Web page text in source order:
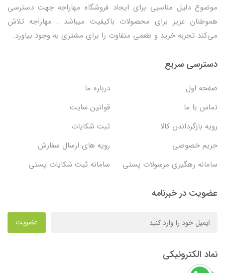
موضوع دلیل مناسبی برای ایجاد فروشگاه مهاراجه جهت دسترسی
هموطنان عزیز برای محصولات باکیفیت میباشد . مهاراجه تلاش
می‌کند تجربه خرید و طعمی متفاوت را برای مشتری به وجود بیاورد.
دسترسی سریع
صفحه اول
درباره ما
تماس با ما
قوانین سایت
رویه بازگرداندن کالا
ثبت شکایات
حریم خصوصی
رویه های ارسال سفارش
سامانه رهگیری مرسولات پستی
سامانه ثبت شکایات پستی
عضویت در خبرنامه
عضویت
نماد الکترونیکی